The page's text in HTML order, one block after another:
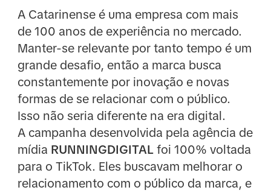
A Catarinense é uma empresa com mais
de 100 anos de experiência no mercado.
Manter-se relevante por tanto tempo é um
grande desafio, então a marca busca
constantemente por inovação e novas
formas de se relacionar com o público.
Isso não seria diferente na era digital.
A campanha desenvolvida pela agência de
mídia RUNNINGDIGITALfoi 100% voltada
para o TikTok. Eles buscavam melhorar o
relacionamento com o público da marca, e